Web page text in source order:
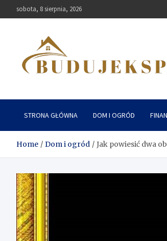
to
sobota, 8 sierpnia, 2026
Budujekspert
STRONA GŁÓWNA DOM I OGRÓD
Home Dom i ogród Jak powiesić dwa